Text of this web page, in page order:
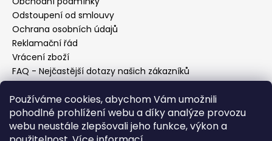
Používáme cookies, abychom Vám umožnili
pohodlné prohlížení webu a díky analýze provozu
webu neustále zlepšovali jeho funkce, výkon a
Odstoupení od smlouvy
Ochrana osobních údajů
Reklamační řád
Vrácení zboží
FAQ - Nejčastější dotazy našich zákazníků
Mapa braiderek
Kurz zapletání vlasů
Blog
O nás